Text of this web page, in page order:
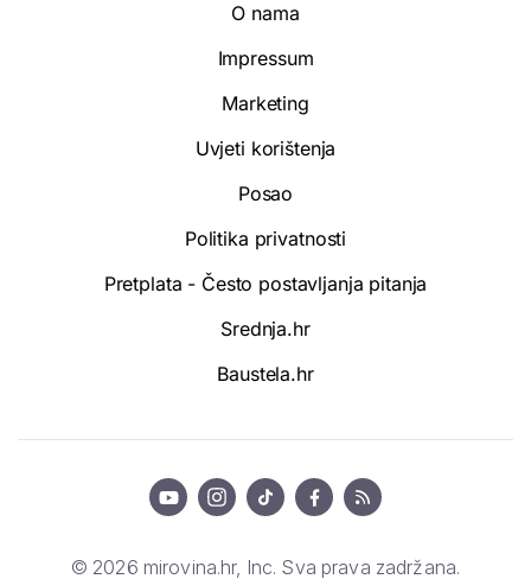
O nama
Impressum
Marketing
Uvjeti korištenja
Posao
Politika privatnosti
Pretplata - Često postavljanja pitanja
Srednja.hr
Baustela.hr
© 2026 mirovina.hr, Inc. Sva prava zadržana.